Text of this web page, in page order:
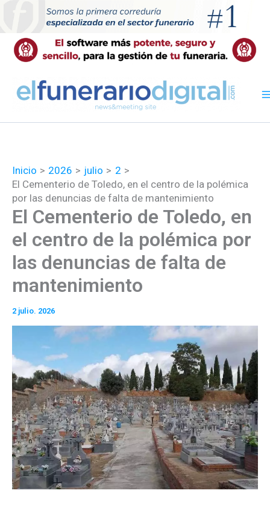
contenido
Inicio 2026 julio
2
El Cementerio de Toledo, en el centro de la polémica
por las denuncias de falta de mantenimiento
El Cementerio de Toledo, en
el centro de la polémica por
las denuncias de falta de
mantenimiento
2 julio. 2026